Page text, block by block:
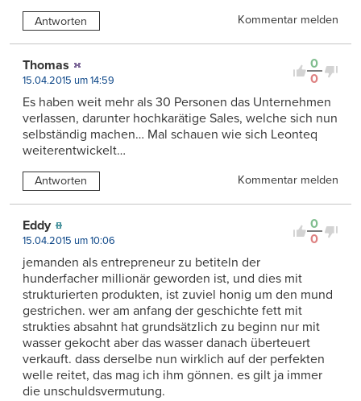
Antworten Kommentar melden
0
0
Thomas
15.04.2015 um 14:59
Es haben weit mehr als 30 Personen das Unternehmen
verlassen, darunter hochkarätige Sales, welche sich nun
selbständig machen… Mal schauen wie sich Leonteq
weiterentwickelt…
Antworten Kommentar melden
0
0
Eddy
15.04.2015 um 10:06
jemanden als entrepreneur zu betiteln der
hunderfacher millionär geworden ist, und dies mit
strukturierten produkten, ist zuviel honig um den mund
gestrichen. wer am anfang der geschichte fett mit
strukties absahnt hat grundsätzlich zu beginn nur mit
wasser gekocht aber das wasser danach überteuert
verkauft. dass derselbe nun wirklich auf der perfekten
welle reitet, das mag ich ihm gönnen. es gilt ja immer
die unschuldsvermutung.